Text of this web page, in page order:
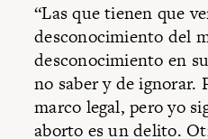
“Las que tienen que
desconocimiento del
desconocimiento en
no saber y de ignorar.
marco legal, pero yo
aborto es un delito.